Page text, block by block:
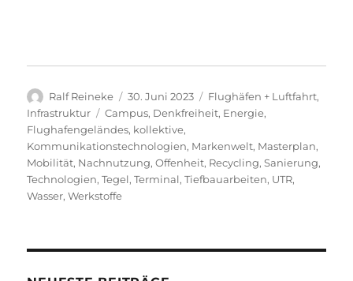
Autor
Ralf Reineke
Veröffentlicht
am
30. Juni 2023 Kategorien
Flughäfen + Luftfahrt,
Infrastruktur
Schlagwörter
Campus, Denkfreiheit, Energie,
Flughafengeländes, kollektive,
Kommunikationstechnologien, Markenwelt, Masterplan,
Mobilität, Nachnutzung,Offenheit, Recycling,Sanierung,
Technologien,Tegel,Terminal,Tiefbauarbeiten, UTR,
Wasser,Werkstoffe